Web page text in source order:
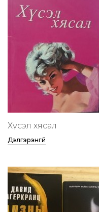
Хүсэл хясал
Дэлгэрэнгүй